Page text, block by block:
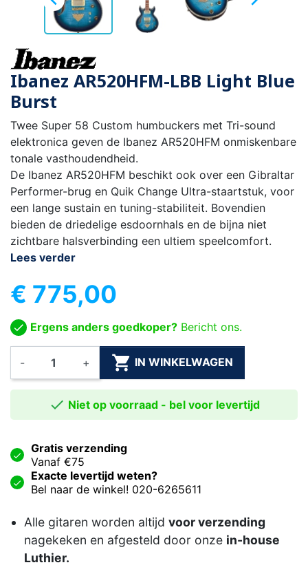
Ibanez AR520HFM-LBB Light Blue
Burst
Twee Super 58 Custom humbuckers met Tri-sound
elektronica geven de Ibanez AR520HFM onmiskenbare
tonale vasthoudendheid.
De Ibanez AR520HFM beschikt ook over een Gibraltar
Performer-brug en Quik Change Ultra-staartstuk, voor
een lange sustain en tuning-stabiliteit. Bovendien
bieden de driedelige esdoornhals en de bijna niet
zichtbare halsverbinding een ultiem speelcomfort.
Lees verder
€ 775,00
Ergens anders goedkoper? Bericht ons.
- +  IN WINKELWAGEN
 Niet op voorraad - bel voor levertijd
Gratis verzending
Vanaf €75
Exacte levertijd weten?
Bel naar de winkel! 020-6265611
Alle gitaren worden altijd voor verzending
nagekeken en afgesteld door onze in-house
Luthier.